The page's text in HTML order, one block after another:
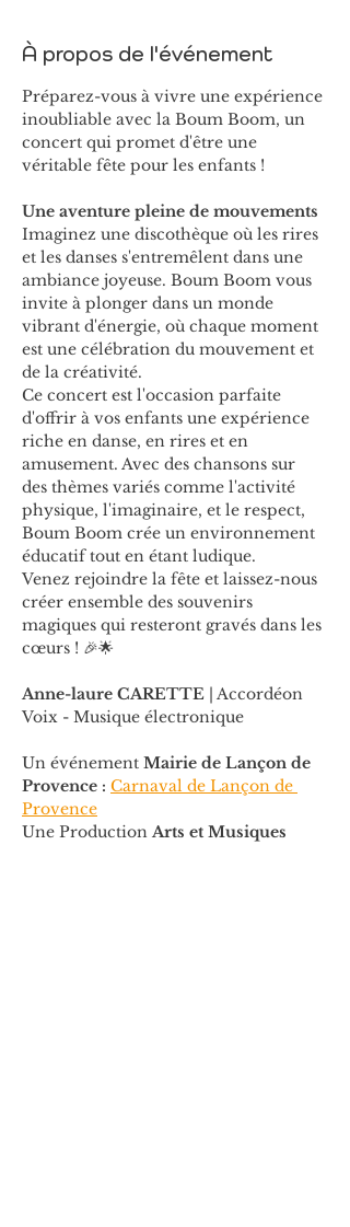
À propos de l'événement
Préparez-vous à vivre une expérience
inoubliable avec la Boum Boom, un
concert qui promet d'être une
véritable fête pour les enfants !
Une aventure pleine de mouvements
Imaginez une discothèque où les rires
et les danses s'entremêlent dans une
ambiance joyeuse. Boum Boom vous
invite à plonger dans un monde
vibrant d'énergie, où chaque moment
est une célébration du mouvement et
de la créativité.
Ce concert est l'occasion parfaite
d'offrir à vos enfants une expérience
riche en danse, en rires et en
amusement. Avec des chansons sur
des thèmes variés comme l'activité
physique, l'imaginaire, et le respect,
Boum Boom crée un environnement
éducatif tout en étant ludique.
Venez rejoindre la fête et laissez-nous
créer ensemble des souvenirs
magiques qui resteront gravés dans les
cœurs ! 🎉🌟
Anne-laure CARETTE | Accordéon
Voix - Musique électronique
Un événement Mairie de Lançon de
Provence : Carnaval de Lançon de
Provence
Une Production Arts et Musiques